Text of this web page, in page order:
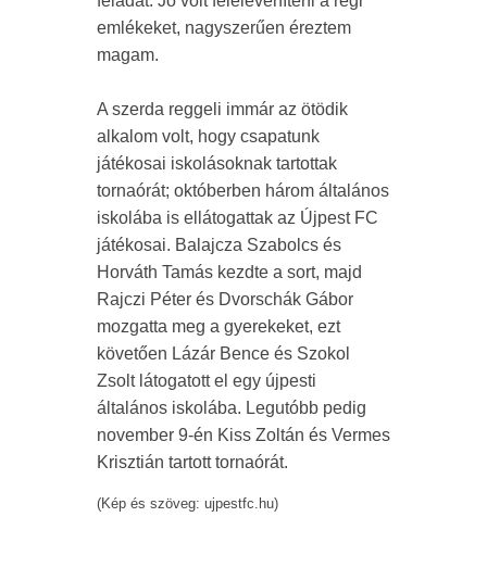
emlékeket, nagyszerűen éreztem
magam.
A szerda reggeli immár az ötödik
alkalom volt, hogy csapatunk
játékosai iskolásoknak tartottak
tornaórát; októberben három általános
iskolába is ellátogattak az Újpest FC
játékosai. Balajcza Szabolcs és
Horváth Tamás kezdte a sort, majd
Rajczi Péter és Dvorschák Gábor
mozgatta meg a gyerekeket, ezt
követően Lázár Bence és Szokol
Zsolt látogatott el egy újpesti
általános iskolába. Legutóbb pedig
november 9-én Kiss Zoltán és Vermes
Krisztián tartott tornaórát.
(Kép és szöveg: ujpestfc.hu)